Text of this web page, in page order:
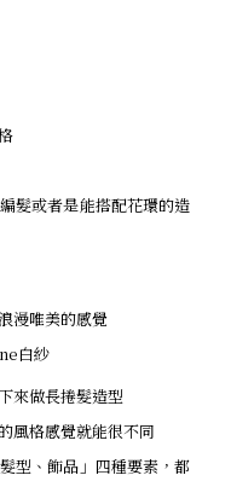
髮或者是能搭配花環的造
漫唯美的感覺
白紗
來做長捲髮造型
風格感覺就能很不同
型、飾品」四種要素，都